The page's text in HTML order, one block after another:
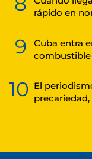
rápido en
9
Cuba entra
combustible
10 El